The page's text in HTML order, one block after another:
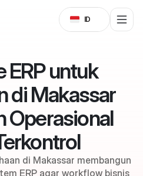
untuk
di Makassar
Operasional
di Makassar membangun
ERP agar workflow bisnis
Select Language
ID